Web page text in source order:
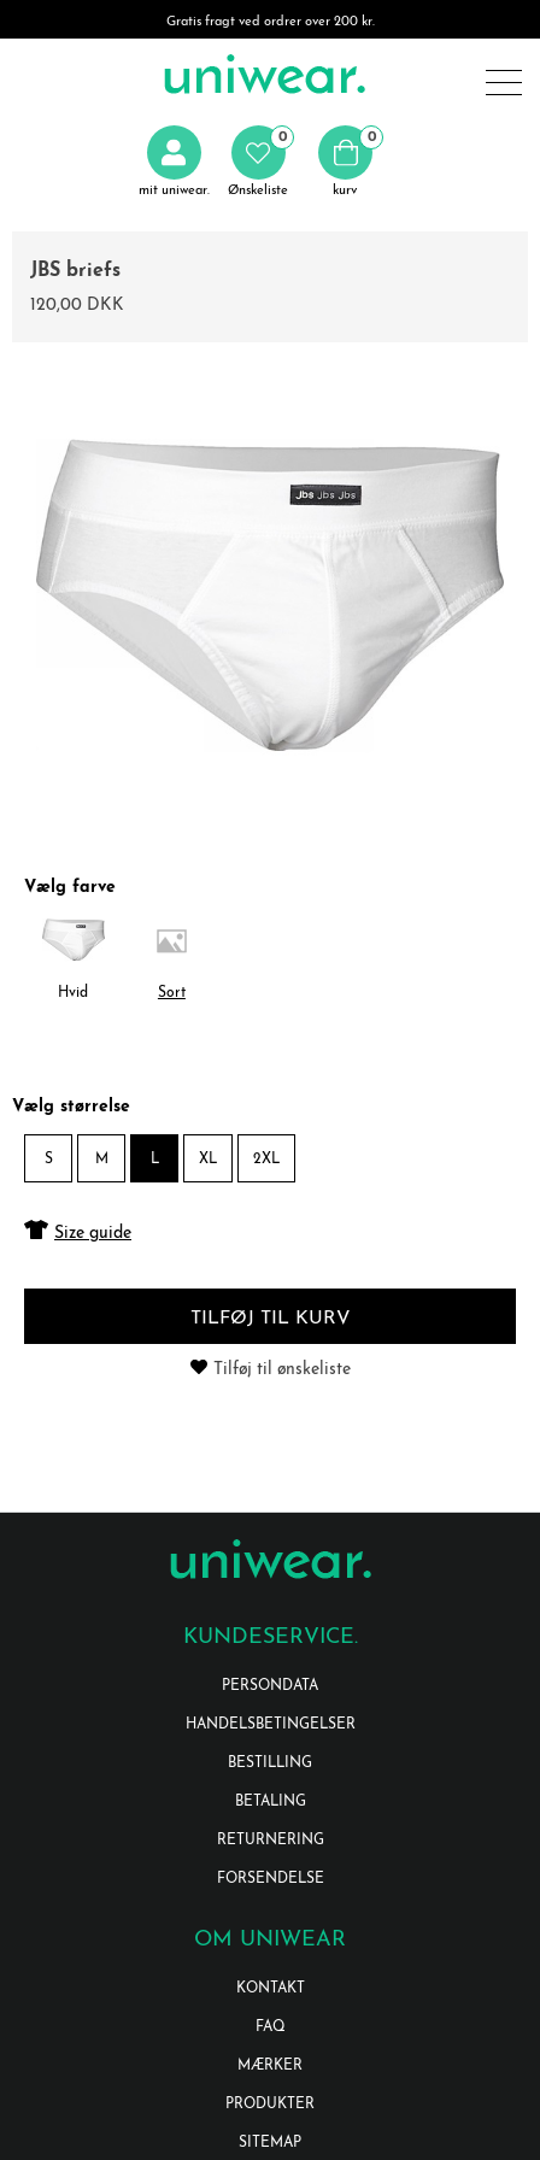
Gratis fragt ved ordrer over 200 kr.
mit uniwear. Ønskeliste
0 0
kurv
JBS briefs
120,00 DKK
Vælg farve
Hvid Sort
Vælg størrelse
S M L XL 2XL
Size guide
TILFØJ TIL KURV
Tilføj til ønskeliste
KUNDESERVICE.
PERSONDATA
HANDELSBETINGELSER
BESTILLING
BETALING
RETURNERING
FORSENDELSE
OM UNIWEAR
KONTAKT
FAQ
MÆRKER
PRODUKTER
SITEMAP